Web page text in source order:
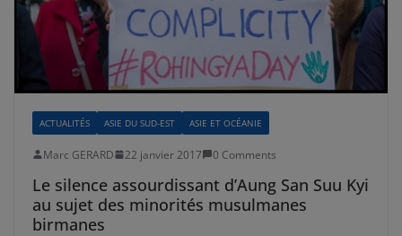
ACTUALITÉS ASIE DU SUD-EST ASIE ET OCÉANIE
Marc GERARD 22 janvier 2017 0 Comments
Le silence assourdissant d’Aung San Suu Kyi
au sujet des minorités musulmanes
birmanes